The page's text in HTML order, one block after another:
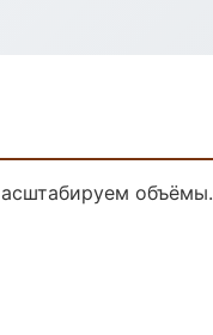
объёмы.